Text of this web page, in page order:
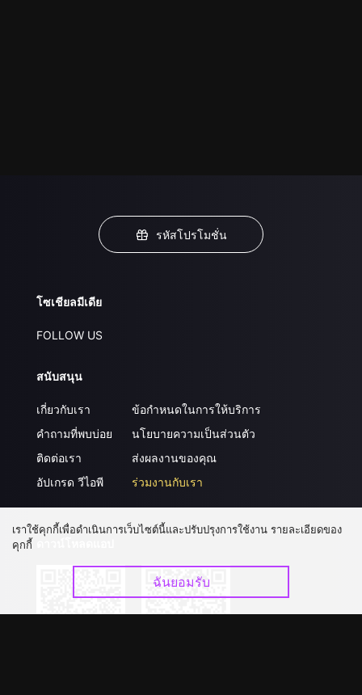
รหัสโปรโมชั่น
โซเชียลมีเดีย
FOLLOW US
สนับสนุน
เกี่ยวกับเรา
คำถามที่พบบ่อย
ติดต่อเรา
อัปเกรด วีไอพี
ข้อกำหนดในการให้บริการ
นโยบายความเป็นส่วนตัว
ส่งผลงานของคุณ
ร่วมงานกับเรา
เราใช้คุกกี้เพื่อดำเนินการเว็บไซต์นี้และปรับปรุงการใช้งาน รายละเอียดของ
คุกกี้
ฉันยอมรับ